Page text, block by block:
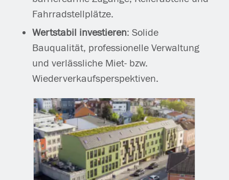
Fahrradstellplätze.
Wertstabil investieren: Solide
Bauqualität, professionelle Verwaltung
und verlässliche Miet- bzw.
Wiederverkaufsperspektiven.